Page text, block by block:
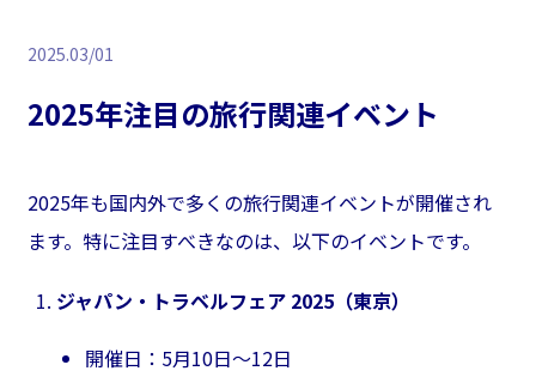
2025.03/01
2025年注目の旅行関連イベント
2025年も国内外で多くの旅行関連イベントが開催され
ます。特に注目すべきなのは、以下のイベントです。
ジャパン・トラベルフェア 2025（東京）
開催日：5月10日～12日